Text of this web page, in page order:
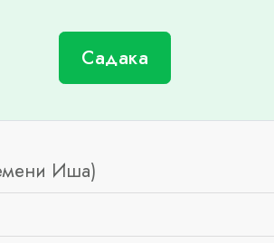
Садака
Иша)